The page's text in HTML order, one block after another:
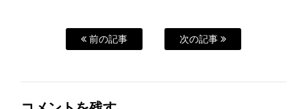
前の記事 次の記事